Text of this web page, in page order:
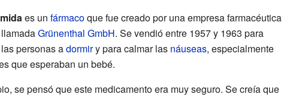
es un fármacoque fue creado por una empresa farmacéutica
Grünenthal GmbH. Se vendió entre 1957 y 1963 para
personas adormiry para calmar las náuseas, especialmente
que esperaban un bebé.
se pensó que este medicamento era muy seguro. Se creía que